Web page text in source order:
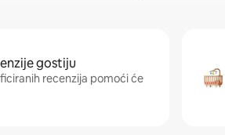
gostiju
recenzija pomoći će